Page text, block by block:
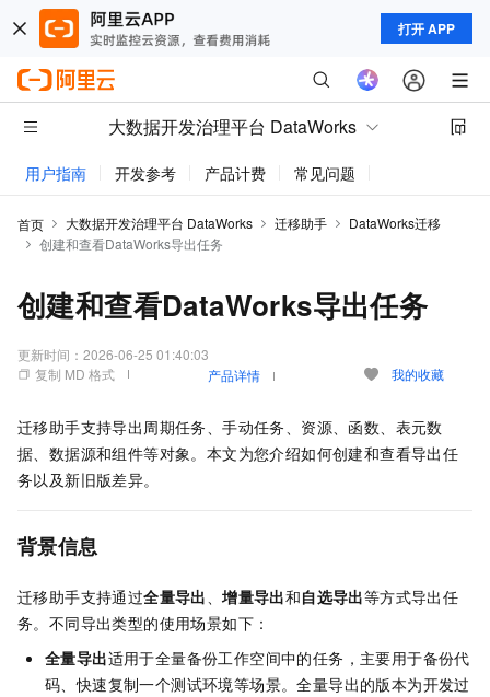
打开 APP
大数据开发治理平台 DataWorks
用户指南 开发参考 产品计费 常见问题
首页 大数据开发治理平台 DataWorks 迁移助手
DataWorks迁移
创建和查看DataWorks导出任务
创建和查看DataWorks导出任务
更新时间： 2026-06-25 01:40:03
复制 MD 格式
产品详情 我的收藏
迁移助手支持导出周期任务、手动任务、资源、函数、表元数
据、数据源和组件等对象。本文为您介绍如何创建和查看导出任
务以及新旧版差异。
背景信息
迁移助手支持通过全量导出、增量导出和自选导出等方式导出任
务。不同导出类型的使用场景如下：
全量导出适用于全量备份工作空间中的任务，主要用于备份代
码、快速复制一个测试环境等场景。全量导出的版本为开发过